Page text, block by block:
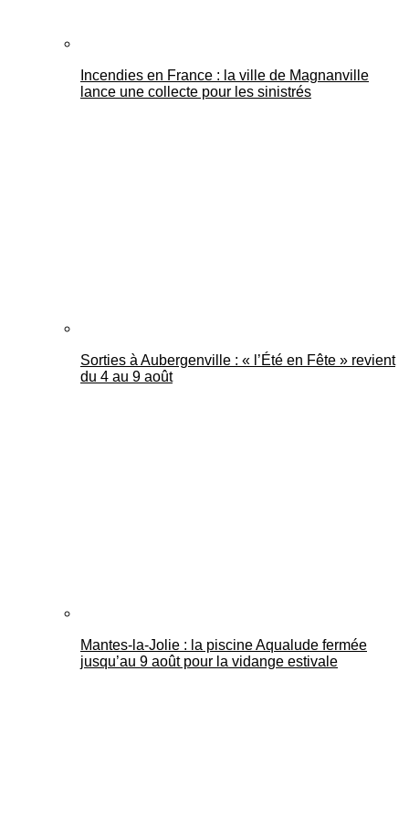
Incendies en France : la ville de Magnanville
lance une collecte pour les sinistrés
Sorties à Aubergenville : « l’Été en Fête » revient
du 4 au 9 août
Mantes-la-Jolie : la piscine Aqualude fermée
jusqu’au 9 août pour la vidange estivale